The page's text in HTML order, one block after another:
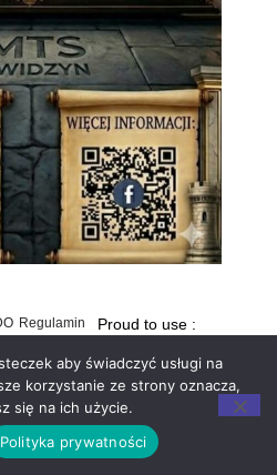
Regulamin
Proud to use :
aby świadczyć usługi na
korzystanie ze strony oznacza,
się na ich użycie.
Polityka prywatności